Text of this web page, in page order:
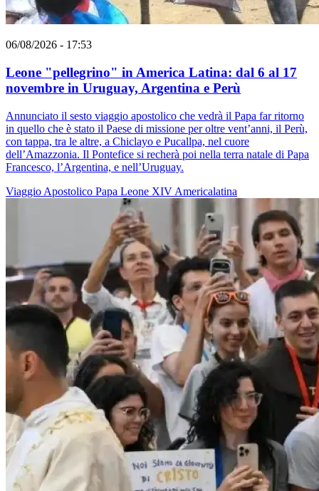
06/08/2026 - 17:53
Leone "pellegrino" in America Latina: dal 6 al 17
novembre in Uruguay, Argentina e Perù
Annunciato il sesto viaggio apostolico che vedrà il Papa far ritorno
in quello che è stato il Paese di missione per oltre vent’anni, il Perù,
con tappa, tra le altre, a Chiclayo e Pucallpa, nel cuore
dell’Amazzonia. Il Pontefice si recherà poi nella terra natale di Papa
Francesco, l’Argentina, e nell’Uruguay.
Viaggio Apostolico Papa Leone XIV Americalatina